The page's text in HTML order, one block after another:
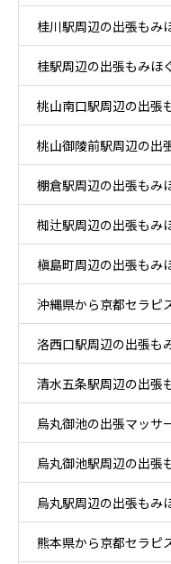
桂川駅周辺の出張もみ
桂駅周辺の出張もみほ
桃山南口駅周辺の出張
ア
桃山御陵前駅周辺の出
心部ケア
棚倉駅周辺の出張もみ
椥辻駅周辺の出張もみ
槇島町周辺の出張もみ
沖縄県から京都セラピ
洛西口駅周辺の出張も
ア
清水五条駅周辺の出張
散策ケア
烏丸御池の出張マッサ
烏丸御池駅周辺の出張
事帰りケア
烏丸駅周辺の出張もみ
熊本県から京都セラピ